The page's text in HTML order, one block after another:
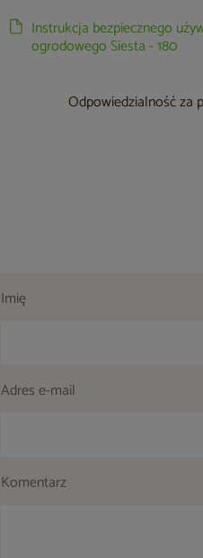
Instrukcja bezpiecznego
ogrodowego Siesta - 180
Odpowiedzialność za
Imię
Adres e-mail
Komentarz